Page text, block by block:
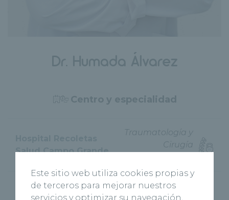
Dr. Humada Álvarez
Centro y especialidad
Salud Campo Grande
Traumatología y
Cirugía
Este sitio web utiliza cookies propias y
de terceros para mejorar nuestros
servicios y optimizar su navegación.